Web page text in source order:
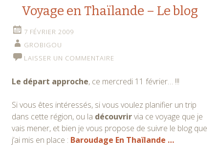
Voyage en Thaïlande – Le blog
7 FÉVRIER 2009
GROBIGOU
LAISSER UN COMMENTAIRE
Le départ approche, ce mercredi 11 février… !!!
Si vous êtes intéressés, si vous voulez planifier un trip
dans cette région, ou la découvrirvia ce voyage que je
vais mener, et bien je vous propose de suivre le blog que
j’ai mis en place : Baroudage En Thaïlande …